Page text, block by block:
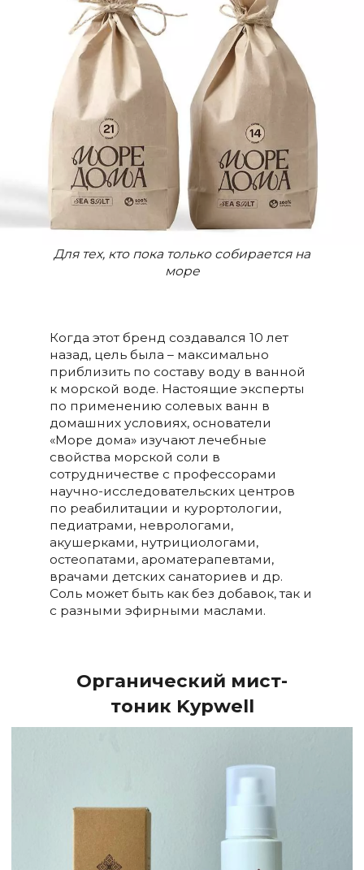
Для тех, кто пока только собирается на
море
Когда этот бренд создавался 10 лет
назад, цель была – максимально
приблизить по составу воду в ванной
к морской воде. Настоящие эксперты
по применению солевых ванн в
домашних условиях, основатели
«Море дома» изучают лечебные
свойства морской соли в
сотрудничестве с профессорами
научно-исследовательских центров
по реабилитации и курортологии,
педиатрами, неврологами,
акушерками, нутрициологами,
остеопатами, ароматерапевтами,
врачами детских санаториев и др.
Соль может быть как без добавок, так и
с разными эфирными маслами.
Органический мист-
тоник Kypwell